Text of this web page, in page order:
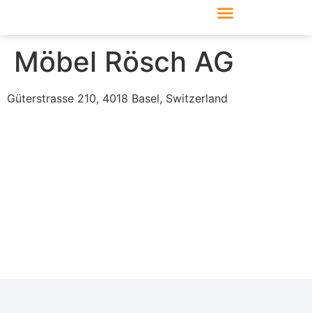
Möbel Rösch AG
Güterstrasse 210, 4018 Basel, Switzerland